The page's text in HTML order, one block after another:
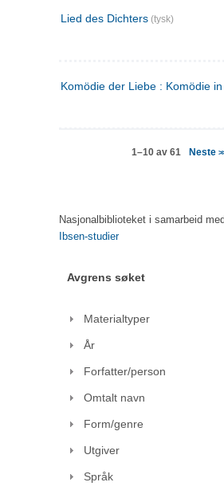
Lied des Dichters (tysk)
Komödie der Liebe : Komödie
1–10 av 61 Neste
Nasjonalbiblioteket i samarbeid med
Ibsen-studier
Avgrens søket
Materialtyper
År
Forfatter/person
Omtalt navn
Form/genre
Utgiver
Språk